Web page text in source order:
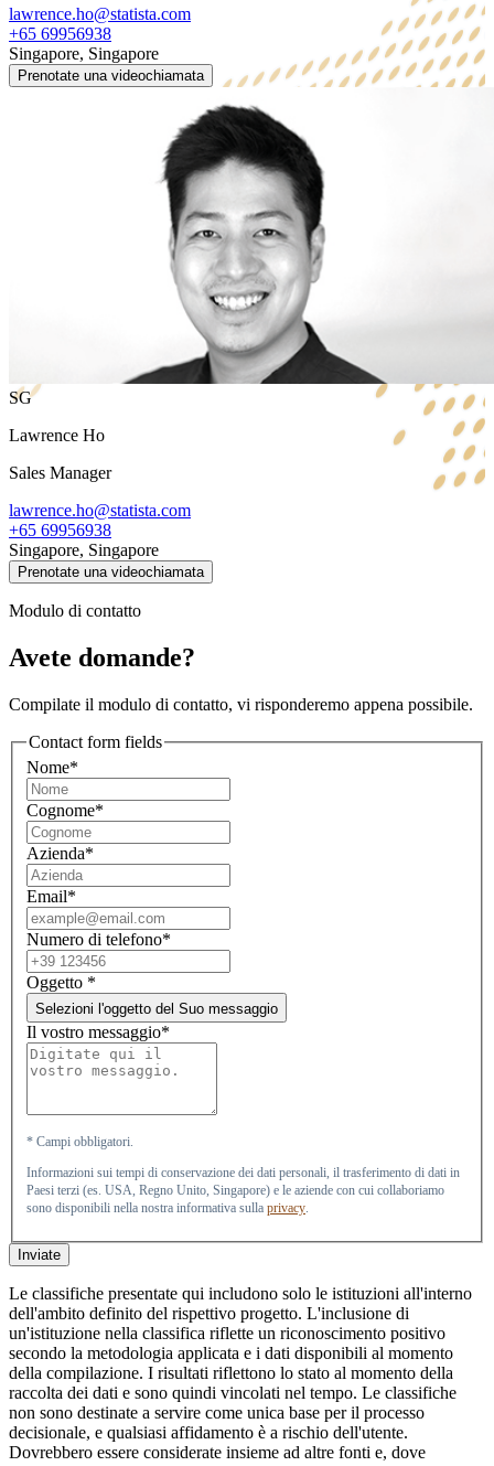
lawrence.ho@statista.com
+65 69956938
Singapore, Singapore
Prenotate una videochiamata
SG
Lawrence Ho
Sales Manager
lawrence.ho@statista.com
+65 69956938
Singapore, Singapore
Prenotate una videochiamata
Modulo di contatto
Avete domande?
Compilate il modulo di contatto, vi risponderemo appena possibile.
Contact form fields
Nome*
Cognome*
Azienda*
Email*
Numero di telefono*
Oggetto *
Selezioni l'oggetto del Suo messaggio
Il vostro messaggio*
* Campi obbligatori.
Informazioni sui tempi di conservazione dei dati personali, il trasferimento di dati in
Paesi terzi (es. USA, Regno Unito, Singapore) e le aziende con cui collaboriamo
sono disponibili nella nostra informativa sulla privacy.
Inviate
Le classifiche presentate qui includono solo le istituzioni all'interno
dell'ambito definito del rispettivo progetto. L'inclusione di
un'istituzione nella classifica riflette un riconoscimento positivo
secondo la metodologia applicata e i dati disponibili al momento
della compilazione. I risultati riflettono lo stato al momento della
raccolta dei dati e sono quindi vincolati nel tempo. Le classifiche
non sono destinate a servire come unica base per il processo
decisionale, e qualsiasi affidamento è a rischio dell'utente.
Dovrebbero essere considerate insieme ad altre fonti e, dove